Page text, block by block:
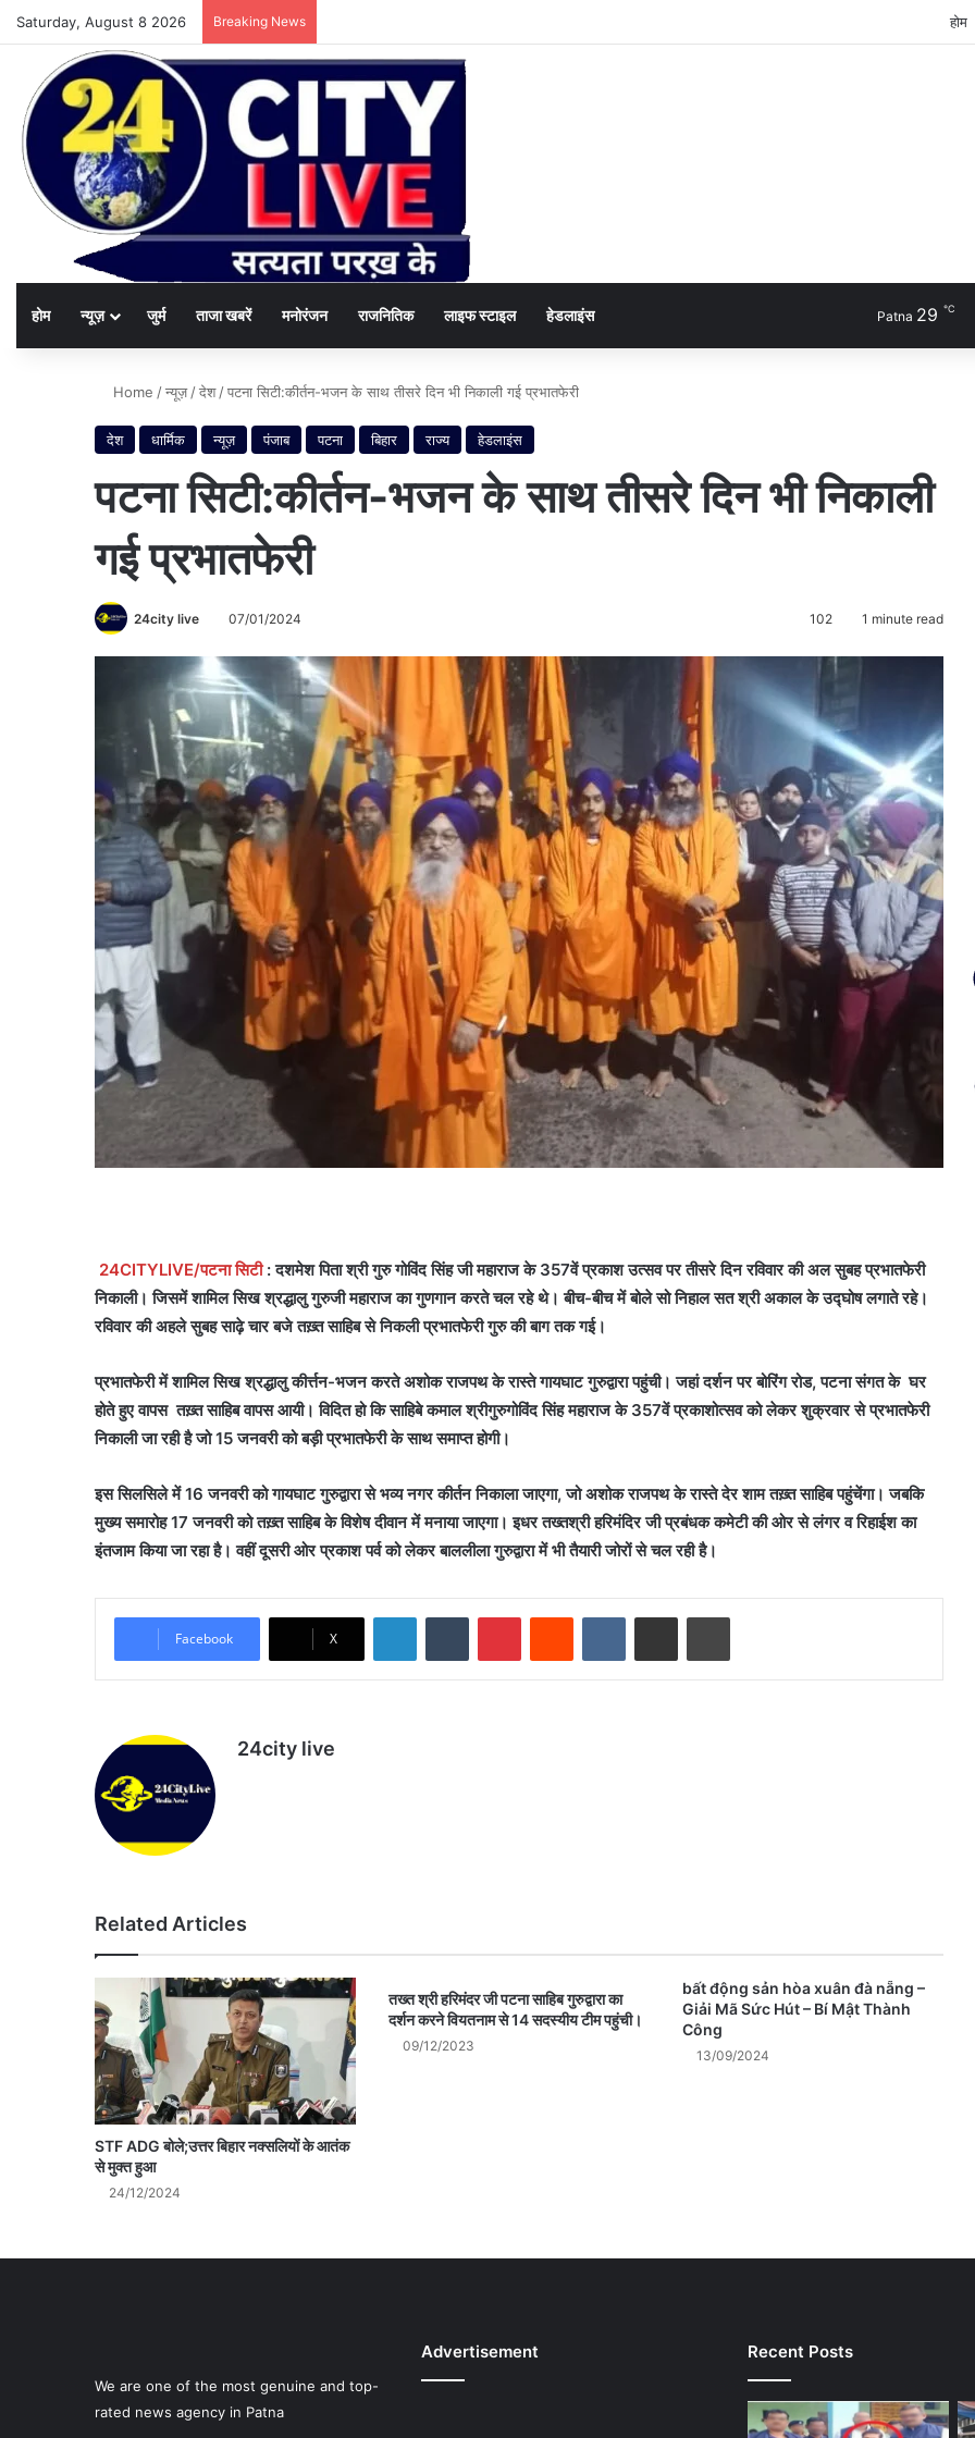
Saturday, August 8 2026 Breaking News होम
होम न्यूज़ जुर्म ताजा खबरें मनोरंजन राजनितिक लाइफ स्टाइल हेडलाइंस Patna 29 ℃
Home /न्यूज़/देश/पटना सिटी:कीर्तन-भजन के साथ तीसरे दिन भी निकाली गई प्रभातफेरी
देश धार्मिक न्यूज़ पंजाब पटना बिहार राज्य हेडलाइंस
पटना सिटी:कीर्तन-भजन के साथ तीसरे दिन भी निकाली
गई प्रभातफेरी
24city live 07/01/2024 102 1 minute read
24CITYLIVE/पटना सिटी : दशमेश पिता श्री गुरु गोविंद सिंह जी महाराज के 357वें प्रकाश उत्सव पर तीसरे दिन रविवार की अल सुबह प्रभातफेरी
निकाली। जिसमें शामिल सिख श्रद्धालु गुरुजी महाराज का गुणगान करते चल रहे थे। बीच-बीच में बोले सो निहाल सत श्री अकाल के उद्घोष लगाते रहे।
रविवार की अहले सुबह साढ़े चार बजे तख़्त साहिब से निकली प्रभातफेरी गुरु की बाग तक गई।
प्रभातफेरी में शामिल सिख श्रद्धालु कीर्त्तन-भजन करते अशोक राजपथ के रास्ते गायघाट गुरुद्वारा पहुंची। जहां दर्शन पर बोरिंग रोड, पटना संगत के घर
होते हुए वापस तख़्त साहिब वापस आयी। विदित हो कि साहिबे कमाल श्रीगुरुगोविंद सिंह महाराज के 357वें प्रकाशोत्सव को लेकर शुक्रवार से प्रभातफेरी
निकाली जा रही है जो 15 जनवरी को बड़ी प्रभातफेरी के साथ समाप्त होगी।
इस सिलसिले में 16 जनवरी को गायघाट गुरुद्वारा से भव्य नगर कीर्तन निकाला जाएगा, जो अशोक राजपथ के रास्ते देर शाम तख़्त साहिब पहुंचेंगा। जबकि
मुख्य समारोह 17 जनवरी को तख़्त साहिब के विशेष दीवान में मनाया जाएगा। इधर तख्तश्री हरिमंदिर जी प्रबंधक कमेटी की ओर से लंगर व रिहाईश का
इंतजाम किया जा रहा है। वहीं दूसरी ओर प्रकाश पर्व को लेकर बाललीला गुरुद्वारा में भी तैयारी जोरों से चल रही है।
Facebook X
LinkedInTumblr PinterestReddit VKontakteShare via Email Print
24city live
Related Articles
STF ADG बोले;उत्तर बिहार नक्सलियों के आतंक
से मुक्त हुआ
24/12/2024
तख्त श्री हरिमंदर जी पटना साहिब गुरुद्वारा का
दर्शन करने वियतनाम से 14 सदस्यीय टीम पहुंची।
09/12/2023
bất động sản hòa xuân đà nẵng –
Giải Mã Sức Hút – Bí Mật Thành
Công
13/09/2024
We are one of the most genuine and top-
rated news agency in Patna
Advertisement Recent Posts